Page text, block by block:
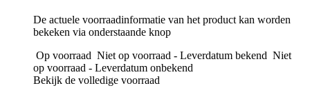
De actuele voorraadinformatie van het product kan worden
bekeken via onderstaande knop
Op voorraad Niet op voorraad - Leverdatum bekend Niet
op voorraad - Leverdatum onbekend
Bekijk de volledige voorraad